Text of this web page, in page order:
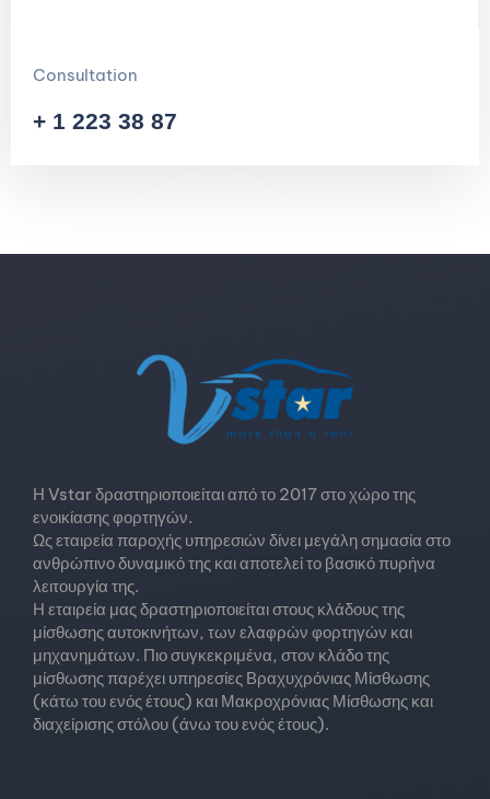
Consultation
+ 1 223 38 87
Η Vstar δραστηριοποιείται από το 2017 στο χώρο της
ενοικίασης φορτηγών.
Ως εταιρεία παροχής υπηρεσιών δίνει μεγάλη σημασία στο
ανθρώπινο δυναμικό της και αποτελεί το βασικό πυρήνα
λειτουργία της.
Η εταιρεία μας δραστηριοποιείται στους κλάδους της
μίσθωσης αυτοκινήτων, των ελαφρών φορτηγών και
μηχανημάτων. Πιο συγκεκριμένα, στον κλάδο της
μίσθωσης παρέχει υπηρεσίες Βραχυχρόνιας Μίσθωσης
(κάτω του ενός έτους) και Μακροχρόνιας Μίσθωσης και
διαχείρισης στόλου (άνω του ενός έτους).